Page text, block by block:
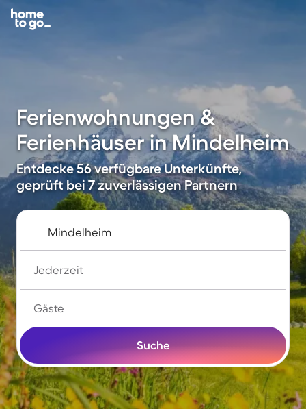
Ferienwohnungen &
Ferienhäuser in Mindelheim
Entdecke 56 verfügbare Unterkünfte,
geprüft bei 7 zuverlässigen Partnern
Jederzeit
Gäste
Suche